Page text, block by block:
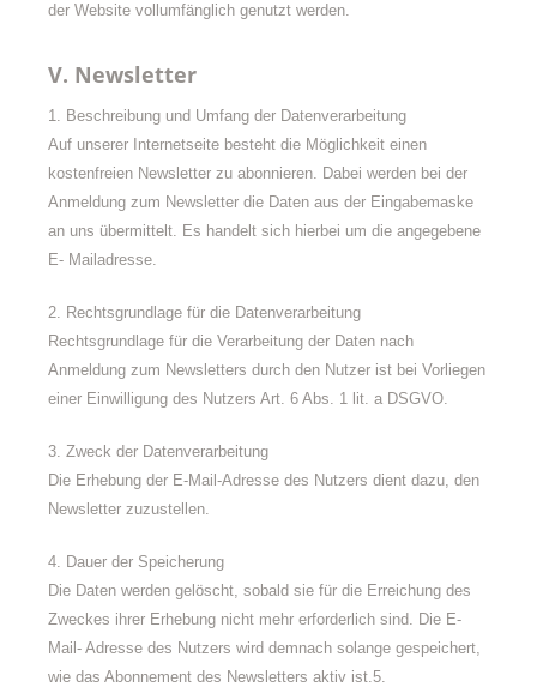
der Website vollumfänglich genutzt werden.
V. Newsletter
1. Beschreibung und Umfang der Datenverarbeitung
Auf unserer Internetseite besteht die Möglichkeit einen
kostenfreien Newsletter zu abonnieren. Dabei werden bei der
Anmeldung zum Newsletter die Daten aus der Eingabemaske
an uns übermittelt. Es handelt sich hierbei um die angegebene
E- Mailadresse.
2. Rechtsgrundlage für die Datenverarbeitung
Rechtsgrundlage für die Verarbeitung der Daten nach
Anmeldung zum Newsletters durch den Nutzer ist bei Vorliegen
einer Einwilligung des Nutzers Art. 6 Abs. 1 lit. a DSGVO.
3. Zweck der Datenverarbeitung
Die Erhebung der E-Mail-Adresse des Nutzers dient dazu, den
Newsletter zuzustellen.
4. Dauer der Speicherung
Die Daten werden gelöscht, sobald sie für die Erreichung des
Zweckes ihrer Erhebung nicht mehr erforderlich sind. Die E-
Mail- Adresse des Nutzers wird demnach solange gespeichert,
wie das Abonnement des Newsletters aktiv ist.5.